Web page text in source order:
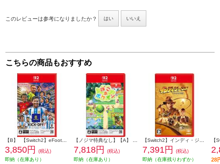
このレビューは参考になりましたか？ はい いいえ
こちらの商品もおすすめ
【B】 【Switch2】eFootball Kick-Off(イーフットボールキックオフ)
3,850円
(税込)
即納（在庫あり）
【ノジマ特典なし】【A】 【Switch2】 ぽこ あ ポケモン
7,818円
(税込)
即納（在庫あり）
【Switch2】インディ・ジョーンズ/大いなる円環
7,391円
(税込)
即納（在庫残りわずか）
28